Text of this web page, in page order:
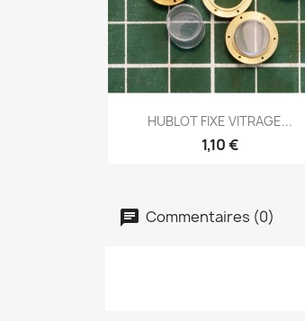
Aperçu rapide
HUBLOT FIXE VITRAGE...
1,10 €
Commentaires (0)